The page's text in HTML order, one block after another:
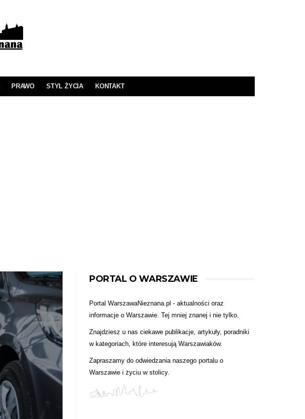
PRAWO STYL ŻYCIA KONTAKT
PORTAL O WARSZAWIE
Portal WarszawaNieznana.pl - aktualności oraz
informacje o Warszawie. Tej mniej znanej i nie tylko.
Znajdziesz u nas ciekawe publikacje, artykuły, poradniki
w kategoriach, które interesują Warszawiaków.
Zapraszamy do odwiedzania naszego portalu o
Warszawie i życiu w stolicy.